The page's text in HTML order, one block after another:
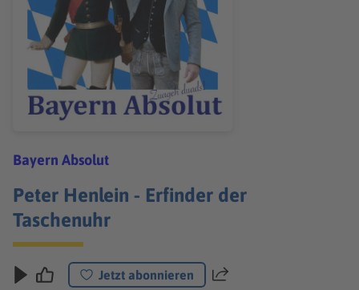
Bayern Absolut
Peter Henlein - Erfinder der
Taschenuhr
Jetzt abonnieren Teilen